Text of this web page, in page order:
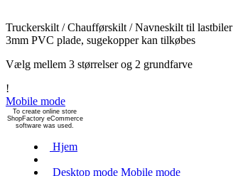
Truckerskilt / Chaufførskilt / Navneskilt til lastbiler
3mm PVC plade, sugekopper kan tilkøbes
Vælg mellem 3 størrelser og 2 grundfarve
!
Mobile mode
To create online store
ShopFactory eCommerce
software was used.
Hjem
Desktop mode Mobile mode